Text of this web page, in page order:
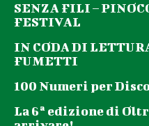
SENZA FILI –
FESTIVAL
IN CODA DI
FUMETTI
100 Numeri per
La 6ª edizione di